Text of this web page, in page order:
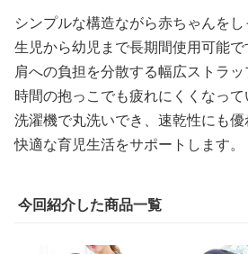
シンプルな構造ながら赤ちゃんを
生児から幼児まで長期間使用可能で
肩への負担を分散する幅広ストラ
時間の抱っこでも疲れにくくなって
洗濯機で丸洗いでき、速乾性にも
快適な育児生活をサポートします。
今回紹介した商品一覧